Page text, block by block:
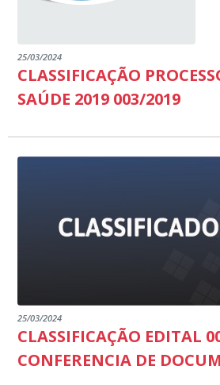
25/03/2024
CLASSIFICAÇÃO
SAÚDE 2019 003/2019
25/03/2024
CLASSIFICAÇÃO EDITAL
CONFERENCIA DE